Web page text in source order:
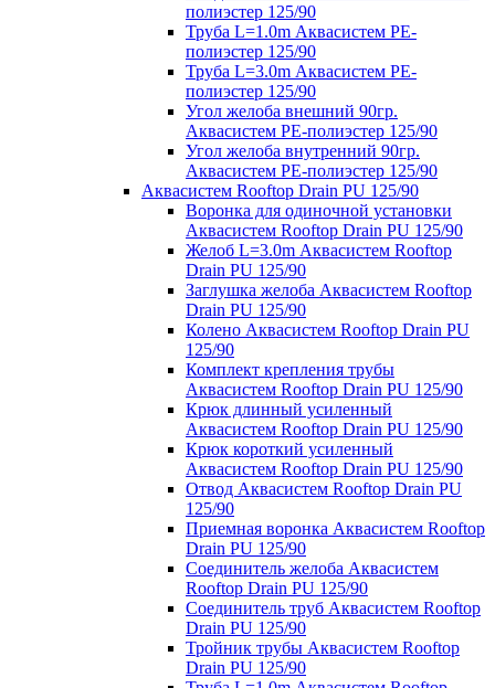
полиэстер 125/90
Труба L=1.0m Аквасистем PE-
полиэстер 125/90
Труба L=3.0m Аквасистем PE-
полиэстер 125/90
Угол желоба внешний 90гр.
Аквасистем PE-полиэстер 125/90
Угол желоба внутренний 90гр.
Аквасистем PE-полиэстер 125/90
Аквасистем Rooftop Drain PU 125/90
Воронка для одиночной установки
Аквасистем Rooftop Drain PU 125/90
Желоб L=3.0m Аквасистем Rooftop
Drain PU 125/90
Заглушка желоба Аквасистем Rooftop
Drain PU 125/90
Колено Аквасистем Rooftop Drain PU
125/90
Комплект крепления трубы
Аквасистем Rooftop Drain PU 125/90
Крюк длинный усиленный
Аквасистем Rooftop Drain PU 125/90
Крюк короткий усиленный
Аквасистем Rooftop Drain PU 125/90
Отвод Аквасистем Rooftop Drain PU
125/90
Приемная воронка Аквасистем Rooftop
Drain PU 125/90
Соединитель желоба Аквасистем
Rooftop Drain PU 125/90
Соединитель труб Аквасистем Rooftop
Drain PU 125/90
Тройник трубы Аквасистем Rooftop
Drain PU 125/90